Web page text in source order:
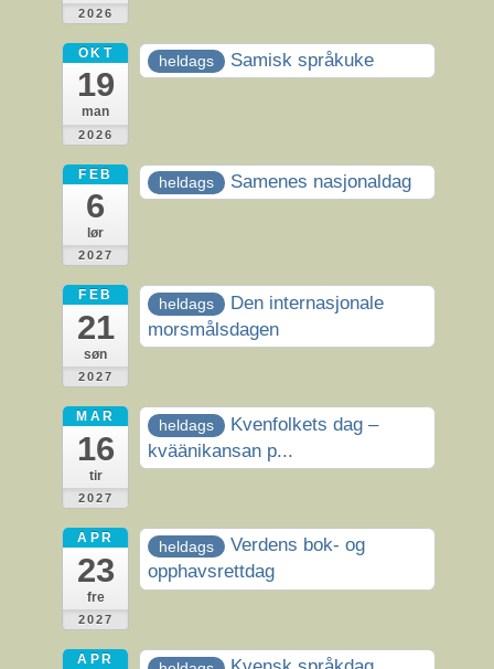
2026
OKT
19
man
2026
heldags Samisk språkuke
FEB
6
lør
2027
heldags Samenes nasjonaldag
FEB
21
søn
2027
heldags
Den internasjonale
morsmålsdagen
MAR
16
tir
2027
heldags
Kvenfolkets dag –
kväänikansan p...
APR
23
fre
2027
heldags
Verdens bok- og
opphavsrettdag
APR